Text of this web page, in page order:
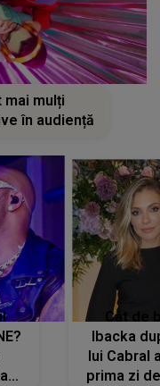
mai mulți
în audiență
Cât de
Ibacka
lui Cabral
prima zi